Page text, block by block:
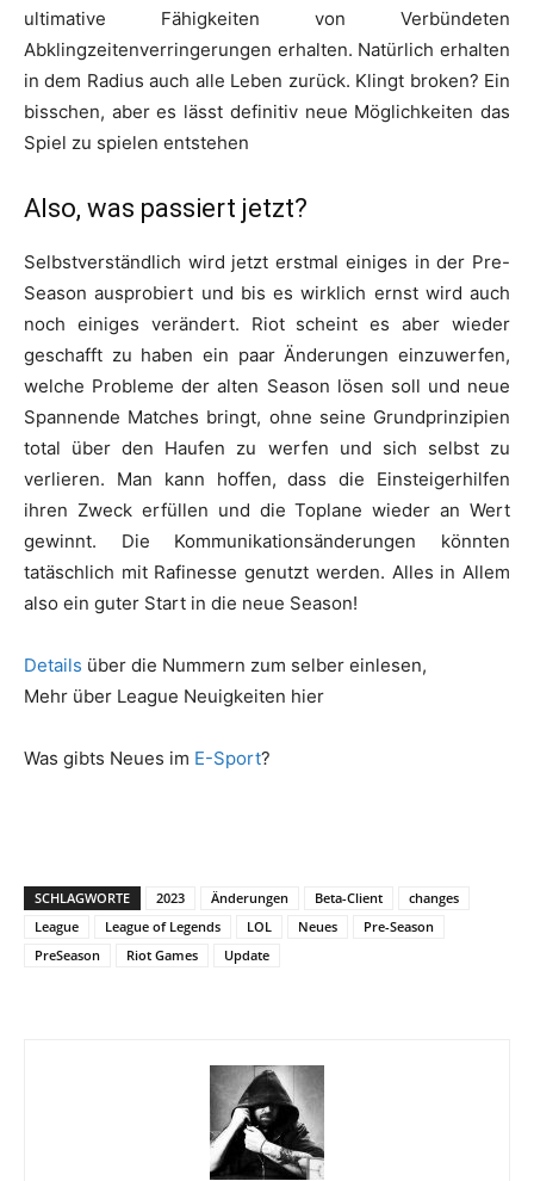
ultimative Fähigkeiten von Verbündeten
Abklingzeitenverringerungen erhalten. Natürlich erhalten
in dem Radius auch alle Leben zurück. Klingt broken? Ein
bisschen, aber es lässt definitiv neue Möglichkeiten das
Spiel zu spielen entstehen
Also, was passiert jetzt?
Selbstverständlich wird jetzt erstmal einiges in der Pre-
Season ausprobiert und bis es wirklich ernst wird auch
noch einiges verändert. Riot scheint es aber wieder
geschafft zu haben ein paar Änderungen einzuwerfen,
welche Probleme der alten Season lösen soll und neue
Spannende Matches bringt, ohne seine Grundprinzipien
total über den Haufen zu werfen und sich selbst zu
verlieren. Man kann hoffen, dass die Einsteigerhilfen
ihren Zweck erfüllen und die Toplane wieder an Wert
gewinnt. Die Kommunikationsänderungen könnten
tatäschlich mit Rafinesse genutzt werden. Alles in Allem
also ein guter Start in die neue Season!
Details über die Nummern zum selber einlesen,
Mehr über League Neuigkeiten hier
Was gibts Neues im E-Sport?
SCHLAGWORTE 2023 Änderungen Beta-Client
changes
League
League of Legends LOL Neues
Pre-Season
PreSeason
Riot Games Update